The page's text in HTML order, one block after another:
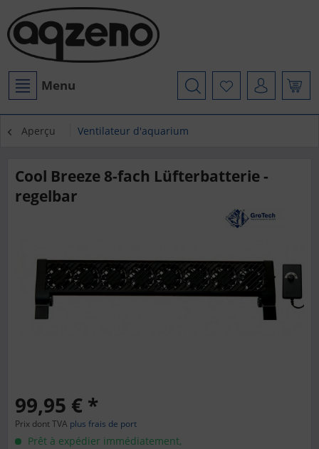
Menu
Aperçu Ventilateur d'aquarium
Cool Breeze 8-fach Lüfterbatterie -
regelbar
99,95 € *
Prix dont TVA plus frais de port
Prêt à expédier immédiatement,